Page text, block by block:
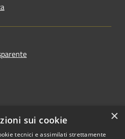
×
sui cookie
tecnici e assimilati strettamente